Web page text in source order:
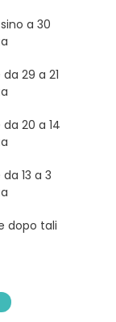
a 30
29 a 21
20 a 14
13 a 3
dopo tali